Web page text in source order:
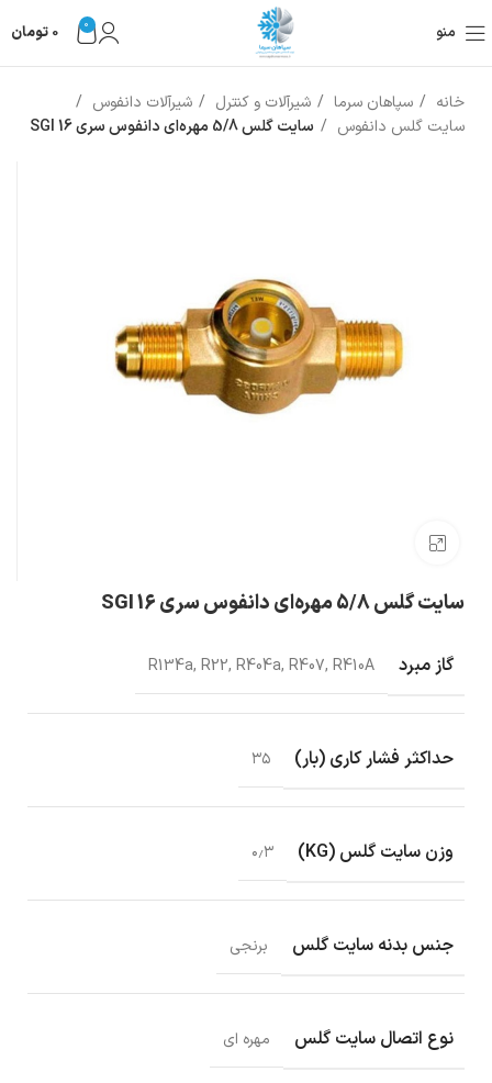
منو 0
0 تومان
خانه سپاهان سرما شیرآلات و کنترل
شیرآلات دانفوس
سایت گلس دانفوس
سایت گلس 5/8 مهره‌ای دانفوس سری SGI 16
سایت گلس 5/8 مهره‌ای دانفوس سری SGI 16
گاز مبرد R134a, R22, R404a, R407, R410A
حداکثر فشار کاری (بار) ۳۵
وزن سایت گلس (KG) ۰٫۳
جنس بدنه سایت گلس برنجی
نوع اتصال سایت گلس مهره ای